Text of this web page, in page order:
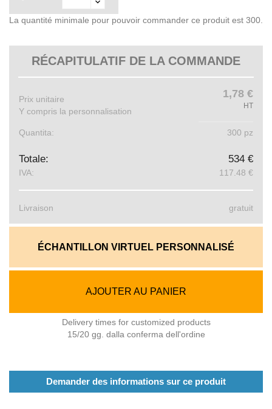
La quantité minimale pour pouvoir commander ce produit est 300.
RÉCAPITULATIF DE LA COMMANDE
Prix ​​unitaire
Y compris la personnalisation
1,78 €
HT
Quantita: 300 pz
Totale: 534 €
IVA: 117.48 €
Livraison gratuit
ÉCHANTILLON VIRTUEL PERSONNALISÉ
AJOUTER AU PANIER
Delivery times for customized products
15/20 gg. dalla conferma dell'ordine
Demander des informations sur ce produit